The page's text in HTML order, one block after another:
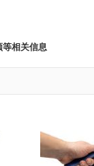
等相关信息